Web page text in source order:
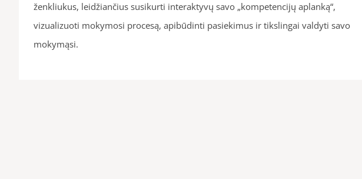
ženkliukus, leidžiančius susikurti interaktyvų savo „kompetencijų aplanką“,
vizualizuoti mokymosi procesą, apibūdinti pasiekimus ir tikslingai valdyti savo
mokymąsi.